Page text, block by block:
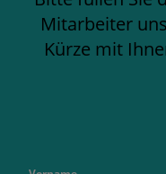
Mitarbeiter
Kürze mit